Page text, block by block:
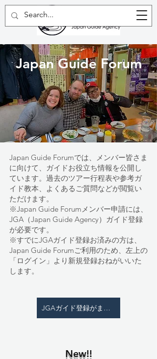
Japan Guide Forum
Japan Guide Forumでは、メンバー皆さま
に向けて、ガイドお役立ち情報を公開し
ています。過去のツアー行程表や参考ガ
イド教本、よくあるご質問などが閲覧い
ただけます。
※Japan Guide Forumメンバー申請には、
JGA（Japan Guide Agency）ガイド登録
が必要です。
※すでにJGAガイド登録お済みの方は、
Japan Guide Forumご利用のため、左上の
「ログイン」より新規登録おねがいいた
します。
JGAガイド登録がまだの方はこちら
New!!